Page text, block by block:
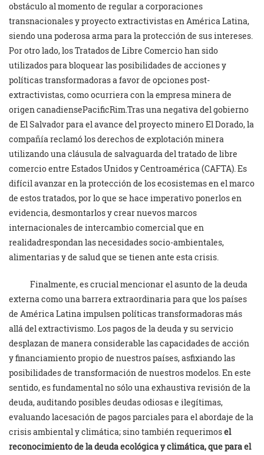
obstáculo al momento de regular a corporaciones
transnacionales y proyecto extractivistas en América Latina,
siendo una poderosa arma para la protección de sus intereses.
Por otro lado, los Tratados de Libre Comercio han sido
utilizados para bloquear las posibilidades de acciones y
políticas transformadoras a favor de opciones post-
extractivistas, como ocurriera con la empresa minera de
origen canadiensePacificRim.Tras una negativa del gobierno
de El Salvador para el avance del proyecto minero El Dorado, la
compañía reclamó los derechos de explotación minera
utilizando una cláusula de salvaguarda del tratado de libre
comercio entre Estados Unidos y Centroamérica (CAFTA). Es
difícil avanzar en la protección de los ecosistemas en el marco
de estos tratados, por lo que se hace imperativo ponerlos en
evidencia, desmontarlos y crear nuevos marcos
internacionales de intercambio comercial que en
realidadrespondan las necesidades socio-ambientales,
alimentarias y de salud que se tienen ante esta crisis.
Finalmente, es crucial mencionar el asunto de la deuda
externa como una barrera extraordinaria para que los países
de América Latina impulsen políticas transformadoras más
allá del extractivismo. Los pagos de la deuda y su servicio
desplazan de manera considerable las capacidades de acción
y financiamiento propio de nuestros países, asfixiando las
posibilidades de transformación de nuestros modelos. En este
sentido, es fundamental no sólo una exhaustiva revisión de la
deuda, auditando posibles deudas odiosas e ilegítimas,
evaluando lacesación de pagos parciales para el abordaje de la
crisis ambiental y climática; sino también requerimosel
reconocimiento de la deuda ecológica y climática, que para el